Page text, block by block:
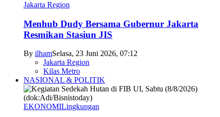
Jakarta Region
Menhub Dudy Bersama Gubernur Jakarta
Resmikan Stasiun JIS
By ilhamSelasa, 23 Juni 2026, 07:12
Jakarta Region
Kilas Metro
NASIONAL & POLITIK
EKONOMILingkungan